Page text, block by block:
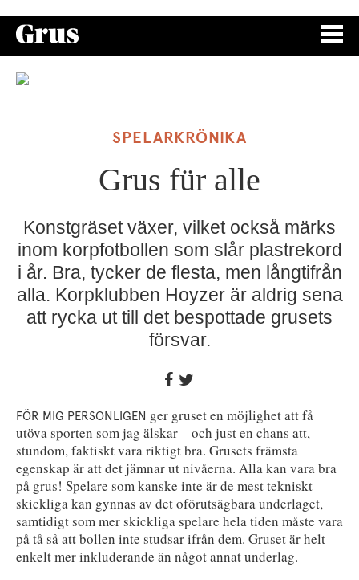
SPELARKRÖNIKA
Grus für alle
Konstgräset växer, vilket också märks
inom korpfotbollen som slår plastrekord
i år. Bra, tycker de flesta, men långtifrån
alla. Korpklubben Hoyzer är aldrig sena
att rycka ut till det bespottade grusets
försvar.
FÖR MIG PERSONLIGEN ger gruset en möjlighet att få
utöva sporten som jag älskar – och just en chans att,
stundom, faktiskt vara riktigt bra. Grusets främsta
egenskap är att det jämnar ut nivåerna. Alla kan vara bra
på grus! Spelare som kanske inte är de mest tekniskt
skickliga kan gynnas av det oförutsägbara underlaget,
samtidigt som mer skickliga spelare hela tiden måste vara
på tå så att bollen inte studsar ifrån dem. Gruset är helt
enkelt mer inkluderande än något annat underlag.